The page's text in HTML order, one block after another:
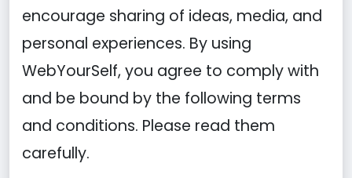
encourage sharing of ideas, media, and
personal experiences. By using
WebYourSelf, you agree to comply with
and be bound by the following terms
and conditions. Please read them
carefully.